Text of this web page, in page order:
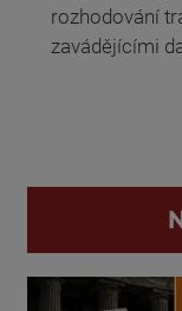
rozhodování
zavádějícími